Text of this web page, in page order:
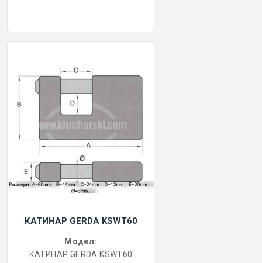
ФРЕЗИ КЛЮЧАРСКИ
КЛЮЧАРСКИ УСЛУГИ
ИМОБИЛАЙЗЕРИ
КАТИНАР GERDA KSWT60
Модел:
КАТИНАР GERDA KSWT60